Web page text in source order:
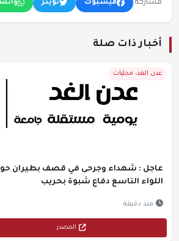
مشاركة: فيسبوك تويتر
أخبار ذات صلة
عدن الغد- محليات
عاجل : شهداء وجرحى في قصف بطيران
اللواء التاسع دفاع شبوة بحريب
منذ دقيقة
المصدر